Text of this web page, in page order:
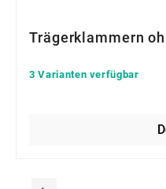
Trägerklammern
3 Varianten verfügbar